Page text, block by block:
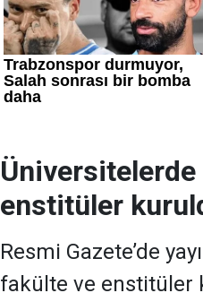
enstitüler
Resmi Gazete’de
fakülte ve enstitüler